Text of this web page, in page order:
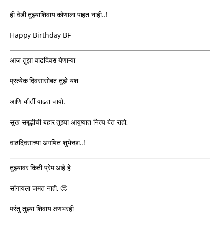
ही वेडी तुझ्याशिवाय कोणाला पाहत नाही..!
Happy Birthday BF
आज तुझा वाढदिवस येणाऱ्या
प्रत्येक दिवसासोबत तुझे यश
आणि कीर्ती वाढत जावो.
सुख समृद्धीची बहार तुझ्या आयुष्यात नित्य येत राहो,
वाढदिवसाच्या अगणित शुभेच्छा..!
तुझ्यावर किती प्रेम आहे हे
सांगायला जमत नाही, 🥺
परंतु तुझ्या शिवाय क्षणभरही